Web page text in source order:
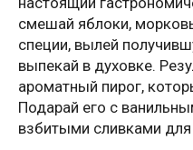
смешай яблоки,
специи, вылей
выпекай в духовке.
ароматный пирог,
Подарай его с
взбитыми сливками